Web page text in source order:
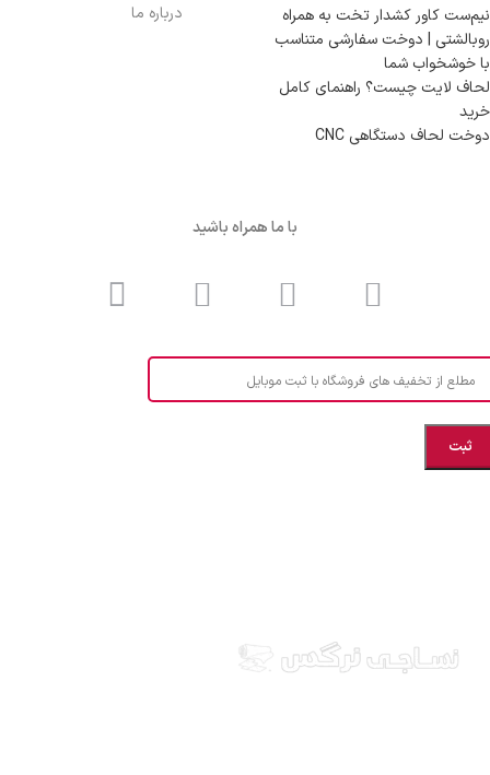
نیم‌ست کاور کشدار تخت به همراه
روبالشتی | دوخت سفارشی متناسب
با خوشخواب شما
لحاف لایت چیست؟ راهنمای کامل
خرید
دوخت لحاف دستگاهی CNC
درباره ما
با ما همراه باشید
مطلع از تخفیف های فروشگاه با ثبت موبایل